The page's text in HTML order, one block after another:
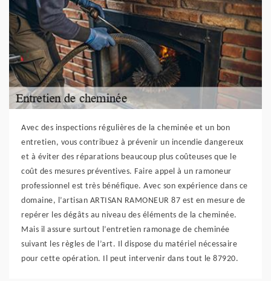
Avec des inspections régulières de la cheminée et un bon
entretien, vous contribuez à prévenir un incendie dangereux
et à éviter des réparations beaucoup plus coûteuses que le
coût des mesures préventives. Faire appel à un ramoneur
professionnel est très bénéfique. Avec son expérience dans ce
domaine, l’artisan ARTISAN RAMONEUR 87 est en mesure de
repérer les dégâts au niveau des éléments de la cheminée.
Mais il assure surtout l’entretien ramonage de cheminée
suivant les règles de l’art. Il dispose du matériel nécessaire
pour cette opération. Il peut intervenir dans tout le 87920.